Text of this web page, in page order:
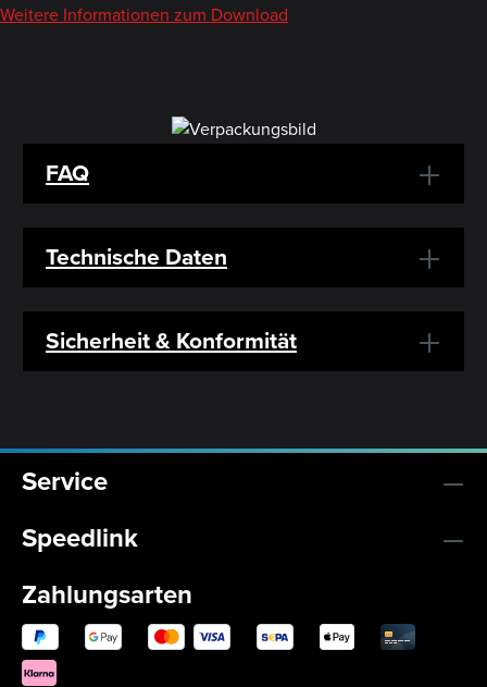
Weitere Informationen zum Download
FAQ
Technische Daten
Sicherheit & Konformität
Service
Speedlink
Zahlungsarten